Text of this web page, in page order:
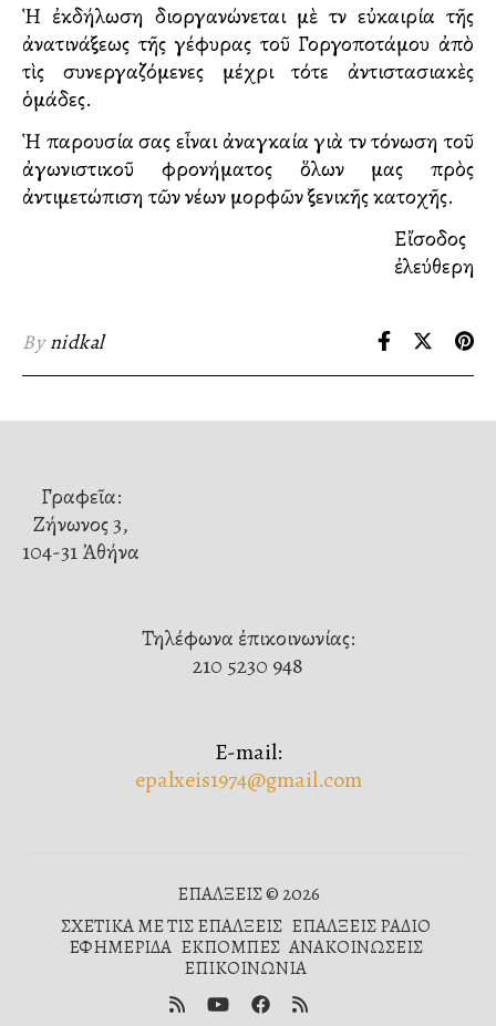
Ἡ ἐκδήλωση διοργανώνεται μὲ τὴν εὐκαιρία τῆς
ἀνατινάξεως τῆς γέφυρας τοῦ Γοργοποτάμου ἀπὸ
τὶς συνεργαζόμενες μέχρι τότε ἀντιστασιακὲς
ὁμάδες.
Ἡ παρουσία σας εἶναι ἀναγκαία γιὰ τὴν τόνωση τοῦ
ἀγωνιστικοῦ φρονήματος ὅλων μας πρὸς
ἀντιμετώπιση τῶν νέων μορφῶν ξενικῆς κατοχῆς.
Εἴσοδος
ἐλεύθερη.
Bynidkal
Γραφεῖα:
Ζήνωνος 3,
104-31 Ἀθήνα
Τηλέφωνα ἐπικοινωνίας:
210 5230 948
E-mail:
epalxeis1974@gmail.com
ΕΠΑΛΞΕΙΣ © 2026
ΣΧΕΤΙΚΑ ΜΕ ΤΙΣ ΕΠΑΛΞΕΙΣ ΕΠΑΛΞΕΙΣ ΡΑΔΙΟ
ΕΦΗΜΕΡΙΔΑ ΕΚΠΟΜΠΕΣ ΑΝΑΚΟΙΝΩΣΕΙΣ
ΕΠΙΚΟΙΝΩΝΙΑ